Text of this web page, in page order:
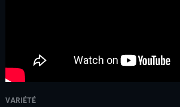
VARIÉTÉ